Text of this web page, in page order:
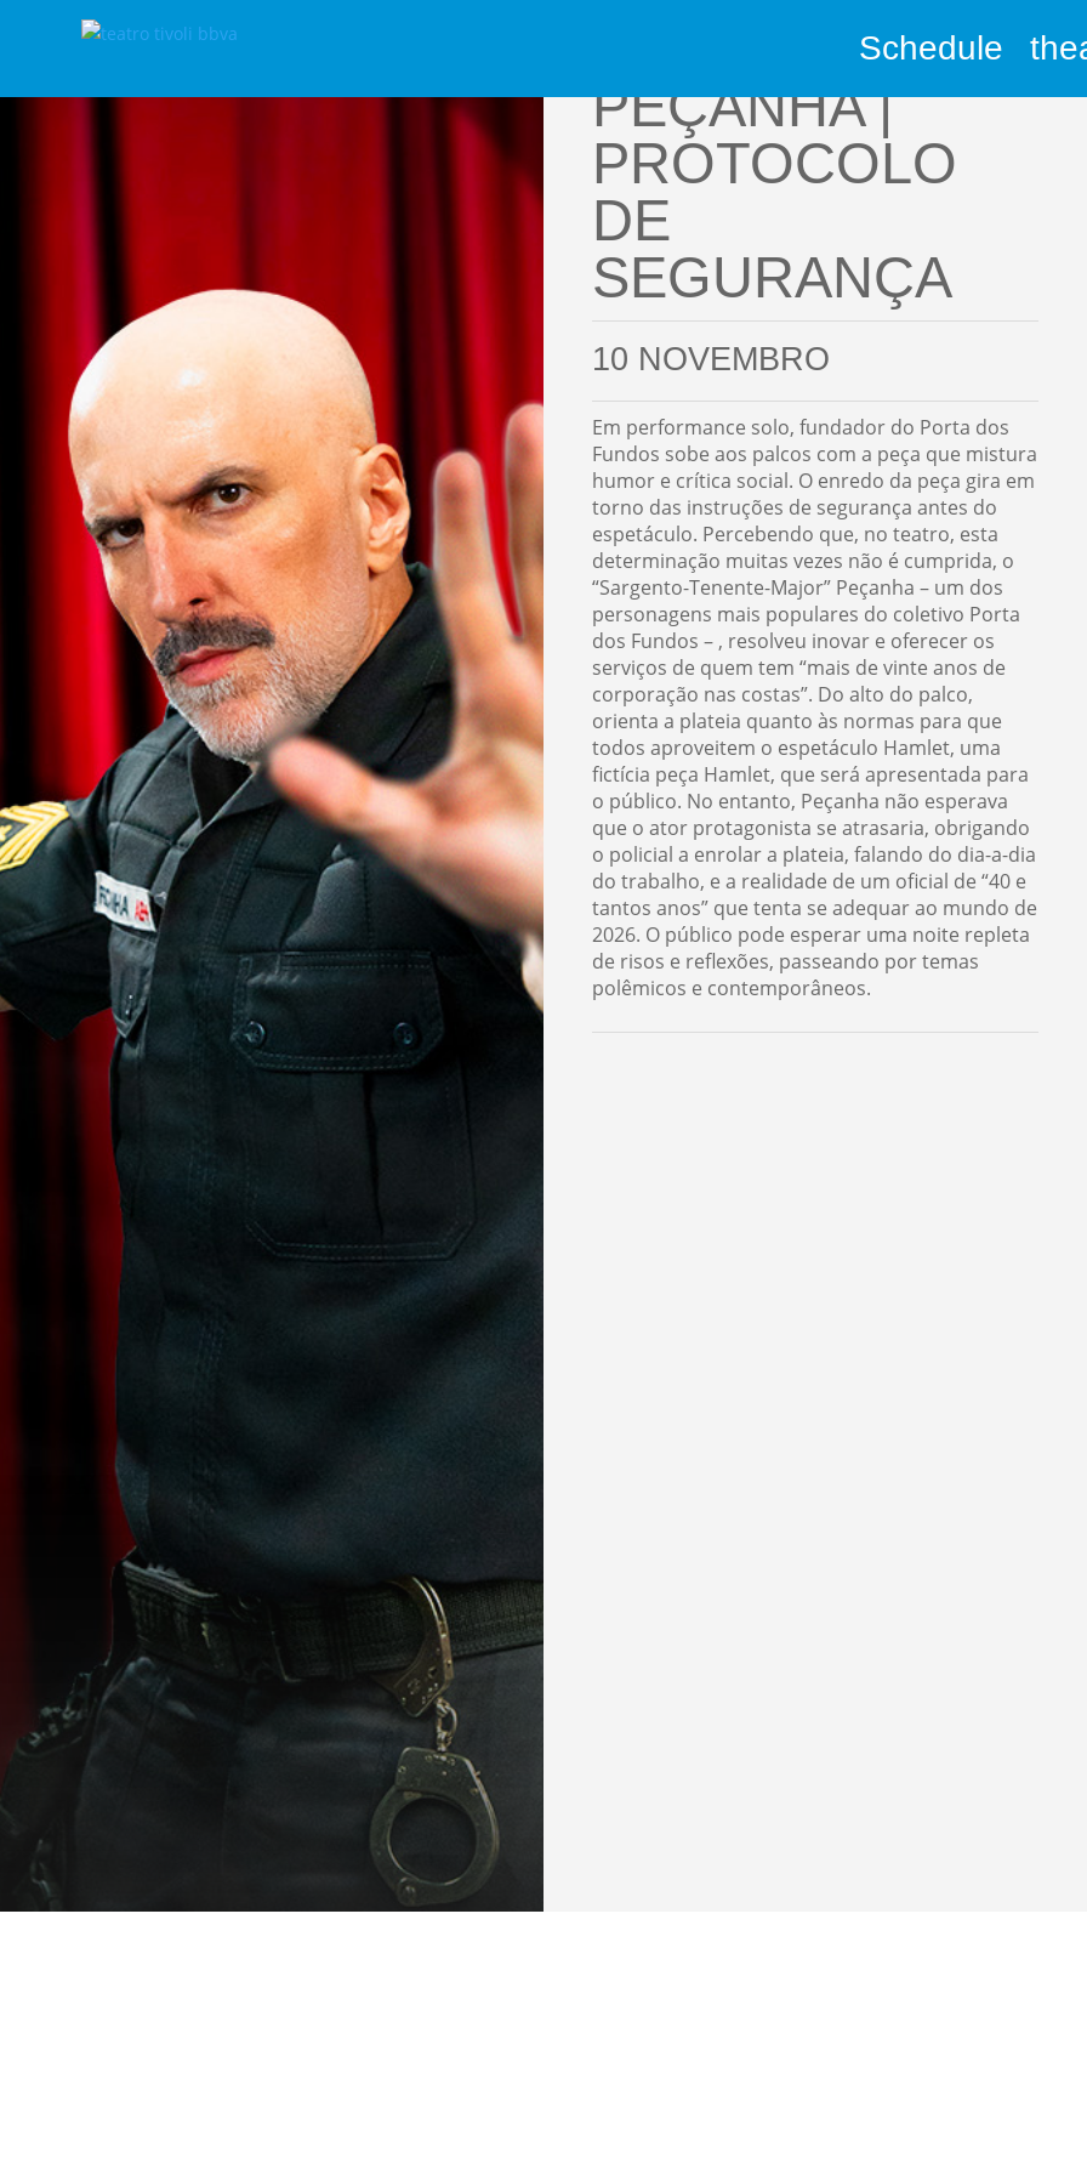
Schedule
PEÇANHA |
PROTOCOLO
DE
SEGURANÇA
10 NOVEMBRO
Em performance solo, fundador do Porta dos
Fundos sobe aos palcos com a peça que mistura
humor e crítica social. O enredo da peça gira em
torno das instruções de segurança antes do
espetáculo. Percebendo que, no teatro, esta
determinação muitas vezes não é cumprida, o
“Sargento-Tenente-Major” Peçanha – um dos
personagens mais populares do coletivo Porta
dos Fundos – , resolveu inovar e oferecer os
serviços de quem tem “mais de vinte anos de
corporação nas costas”. Do alto do palco,
orienta a plateia quanto às normas para que
todos aproveitem o espetáculo Hamlet, uma
fictícia peça Hamlet, que será apresentada para
o público. No entanto, Peçanha não esperava
que o ator protagonista se atrasaria, obrigando
o policial a enrolar a plateia, falando do dia-a-dia
do trabalho, e a realidade de um oficial de “40 e
tantos anos” que tenta se adequar ao mundo de
2026. O público pode esperar uma noite repleta
de risos e reflexões, passeando por temas
polêmicos e contemporâneos.